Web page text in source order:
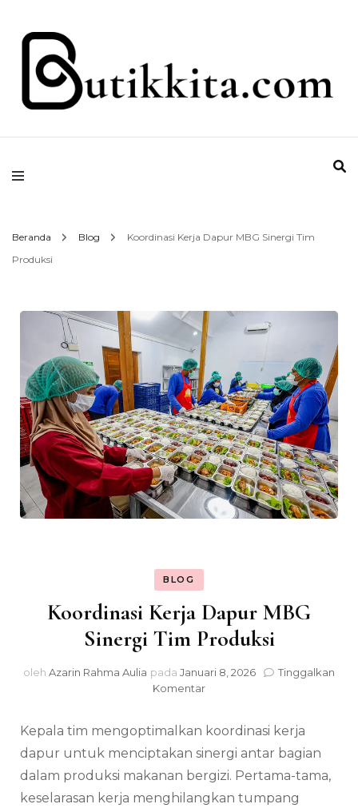
butikkita.com
Beranda Blog
Koordinasi Kerja Dapur MBG Sinergi Tim
Produksi
BLOG
Koordinasi Kerja Dapur MBG
Sinergi Tim Produksi
oleh Azarin Rahma Aulia pada Januari 8, 2026
Tinggalkan
Komentarpada
Dapur
MBG
Sinergi
Tim
Produksi
Kepala tim mengoptimalkan koordinasi kerja
dapur untuk menciptakan sinergi antar bagian
dalam produksi makanan bergizi. Pertama-tama,
keselarasan kerja menghilangkan tumpang